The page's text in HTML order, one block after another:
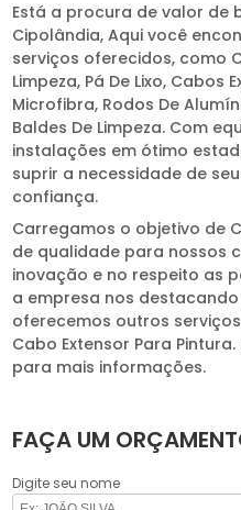
Está a procura de valor de
Cipolândia, Aqui você
serviços oferecidos, como
Limpeza, Pá De Lixo, Cabos
Microfibra, Rodos De
Baldes De Limpeza. Com
instalações em ótimo
suprir a necessidade de
confiança.
Carregamos o objetivo de
de qualidade para nossos
inovação e no respeito as
a empresa nos
oferecemos outros
Cabo Extensor Para
para mais informações.
FAÇA UM
Digite seu nome